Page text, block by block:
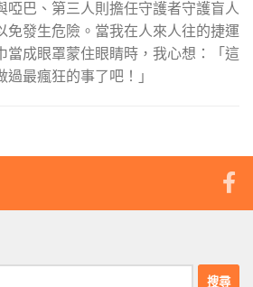
啞巴、第三人則擔任守護者守護盲人
免發生危險。當我在人來人往的捷運
當成眼罩蒙住眼睛時，我心想：「這
過最瘋狂的事了吧！」